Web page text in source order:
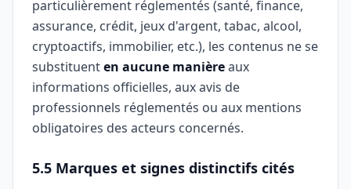
particulièrement réglementés (santé, finance,
assurance, crédit, jeux d'argent, tabac, alcool,
cryptoactifs, immobilier, etc.), les contenus ne se
substituenten aucune manièreaux
informations officielles, aux avis de
professionnels réglementés ou aux mentions
obligatoires des acteurs concernés.
5.5 Marques et signes distinctifs cités